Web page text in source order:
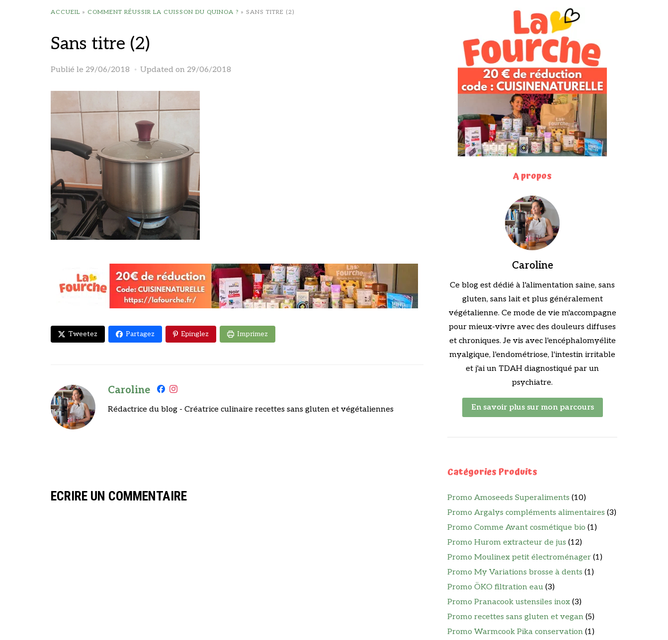
ACCUEIL » COMMENT RÉUSSIR LA CUISSON DU QUINOA ? » SANS TITRE (2)
Sans titre (2)
Publié le 29/06/2018 Updated on 29/06/2018
Tweetez Partagez Epinglez Imprimez
Caroline
Rédactrice du blog - Créatrice culinaire recettes sans gluten et végétaliennes
ECRIRE UN COMMENTAIRE
A propos
Caroline
Ce blog est dédié à l'alimentation saine, sans
gluten, sans lait et plus généralement
végétalienne. Ce mode de vie m'accompagne
pour mieux-vivre avec des douleurs diffuses
et chroniques. Je vis avec l'encéphalomyélite
myalgique, l'endométriose, l'intestin irritable
et j'ai un TDAH diagnostiqué par un
psychiatre.
En savoir plus sur mon parcours
Catégories Produits
Promo Amoseeds Superaliments (10)
Promo Argalys compléments alimentaires (3)
Promo Comme Avant cosmétique bio (1)
Promo Hurom extracteur de jus (12)
Promo Moulinex petit électroménager (1)
Promo My Variations brosse à dents (1)
Promo ÖKO filtration eau (3)
Promo Pranacook ustensiles inox (3)
Promo recettes sans gluten et vegan (5)
Promo Warmcook Pika conservation (1)